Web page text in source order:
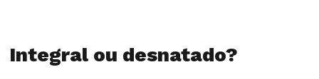
Integral ou desnatado?